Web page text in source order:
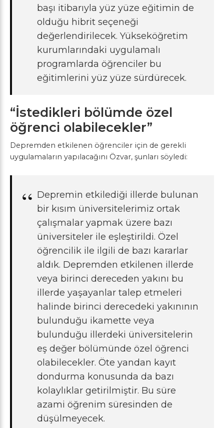
başı itibarıyla yüz yüze eğitimin de
olduğu hibrit seçeneği
değerlendirilecek. Yükseköğretim
kurumlarındaki uygulamalı
programlarda öğrenciler bu
eğitimlerini yüz yüze sürdürecek.
“İstedikleri bölümde özel
öğrenci olabilecekler”
Depremden etkilenen öğrenciler için de gerekli
uygulamaların yapılacağını Özvar, şunları söyledi:
Depremin etkilediği illerde bulunan
bir kısım üniversitelerimiz ortak
çalışmalar yapmak üzere bazı
üniversiteler ile eşleştirildi. Özel
öğrencilik ile ilgili de bazı kararlar
aldık. Depremden etkilenen illerde
veya birinci dereceden yakını bu
illerde yaşayanlar talep etmeleri
halinde birinci derecedeki yakınının
bulunduğu ikamette veya
bulunduğu illerdeki üniversitelerin
eş değer bölümünde özel öğrenci
olabilecekler. Öte yandan kayıt
dondurma konusunda da bazı
kolaylıklar getirilmiştir. Bu süre
azami öğrenim süresinden de
düşülmeyecek.